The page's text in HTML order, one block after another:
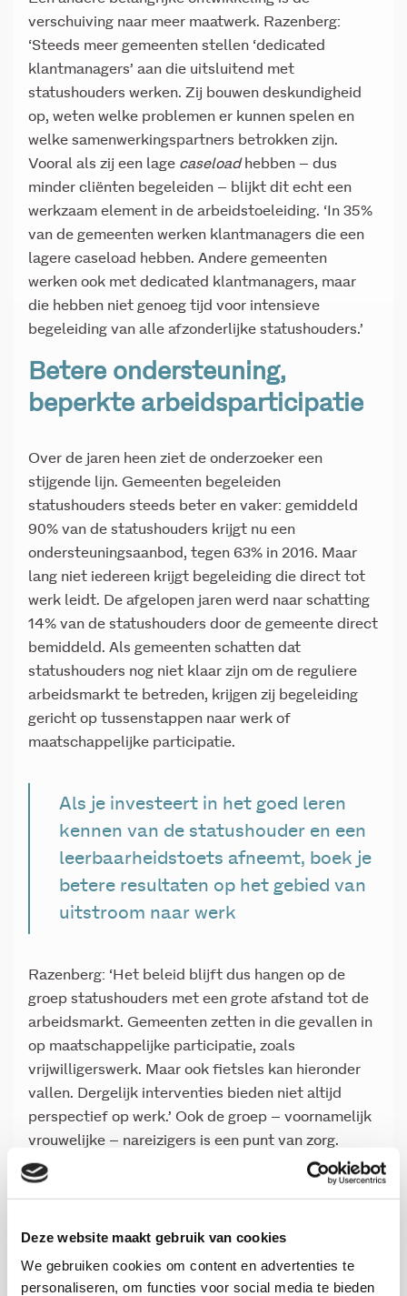
Deze website maakt gebruik van cookies
We gebruiken cookies om content en advertenties te
personaliseren, om functies voor social media te bieden
verschuiving naar meer maatwerk. Razenberg:
‘Steeds meer gemeenten stellen ‘dedicated
klantmanagers’ aan die uitsluitend met
statushouders werken. Zij bouwen deskundigheid
op, weten welke problemen er kunnen spelen en
welke samenwerkingspartners betrokken zijn.
Vooral als zij een lage caseloadhebben – dus
minder cliënten begeleiden – blijkt dit echt een
werkzaam element in de arbeidstoeleiding. ‘In 35%
van de gemeenten werken klantmanagers die een
lagere caseload hebben. Andere gemeenten
werken ook met dedicated klantmanagers, maar
die hebben niet genoeg tijd voor intensieve
begeleiding van alle afzonderlijke statushouders.’
Betere ondersteuning,
beperkte arbeidsparticipatie
Over de jaren heen ziet de onderzoeker een
stijgende lijn. Gemeenten begeleiden
statushouders steeds beter en vaker: gemiddeld
90% van de statushouders krijgt nu een
ondersteuningsaanbod, tegen 63% in 2016. Maar
lang niet iedereen krijgt begeleiding die direct tot
werk leidt. De afgelopen jaren werd naar schatting
14% van de statushouders door de gemeente direct
bemiddeld. Als gemeenten schatten dat
statushouders nog niet klaar zijn om de reguliere
arbeidsmarkt te betreden, krijgen zij begeleiding
gericht op tussenstappen naar werk of
maatschappelijke participatie.
Als je investeert in het goed leren
kennen van de statushouder en een
leerbaarheidstoets afneemt, boek je
betere resultaten op het gebied van
uitstroom naar werk
Razenberg: ‘Het beleid blijft dus hangen op de
groep statushouders met een grote afstand tot de
arbeidsmarkt. Gemeenten zetten in die gevallen in
op maatschappelijke participatie, zoals
vrijwilligerswerk. Maar ook fietsles kan hieronder
vallen. Dergelijk interventies bieden niet altijd
perspectief op werk.’ Ook de groep – voornamelijk
vrouwelijke – nareizigers is een punt van zorg.
Volgens de onderzoeker blijven zij nog te vaak
buiten beeld. Gemeenten kiezen bij een echtpaar
omdat die betere kansen zou hebben op werk.
Nieuwe inburgeringswet